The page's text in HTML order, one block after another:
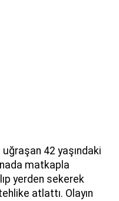
42 yaşındaki
matkapla
yerden sekerek
atlattı. Olayın